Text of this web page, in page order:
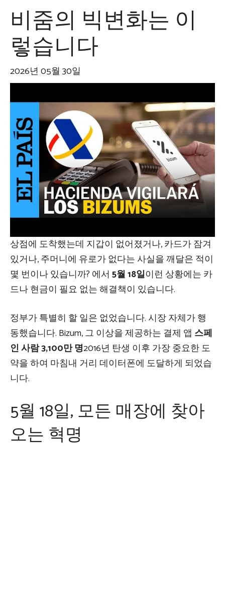
비줌의 빅변화는 이
렇습니다
2026년 05월 30일
상점에 도착했는데 지갑이 없어졌거나, 카드가 잠겨
있거나, 주머니에 유로가 없다는 사실을 깨달은 적이
몇 번이나 있습니까? 에서 5월 18일이런 상황에는 카
드나 현금이 필요 없는 해결책이 있습니다.
정부가 특별히 할 일은 없었습니다. 시장 자체가 행
동했습니다. Bizum, 그 이상을 제공하는 결제 앱 스페
인 사람 3,100만 명2016년 탄생 이후 가장 중요한 도
약을 하여 마침내 거리 데이터폰에 도달하게 되었습
니다.
5월 18일, 모든 매장에 찾아
오는 혁명